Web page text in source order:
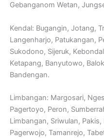
Gebanganom Wetan,
Kendal: Bugangin, Jotang,
Langenharjo, Patukangan,
Sukodono, Sijeruk,
Ketapang, Banyutowo,
Bandengan.
Limbangan: Margosari,
Pagertoyo, Peron,
Limbangan, Sriwulan,
Pagerwojo, Tamanrejo,